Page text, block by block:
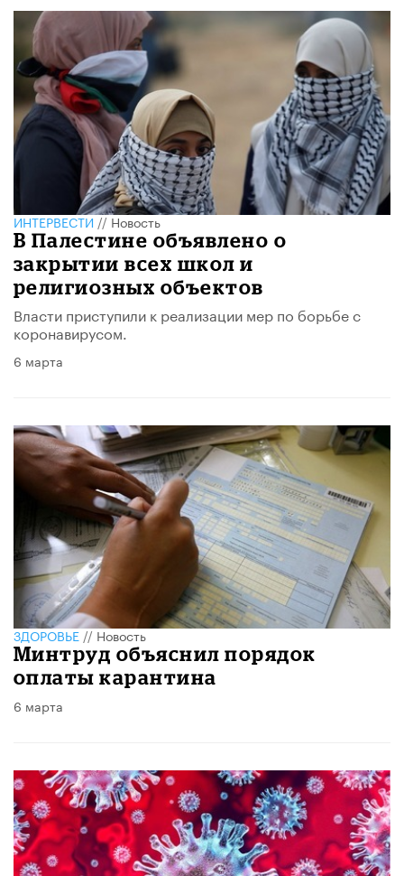
ИНТЕРВЕСТИ//Новость
В Палестине объявлено о
закрытии всех школ и
религиозных объектов
Власти приступили к реализации мер по борьбе с
коронавирусом.
6 марта
ЗДОРОВЬЕ//Новость
Минтруд объяснил порядок
оплаты карантина
6 марта